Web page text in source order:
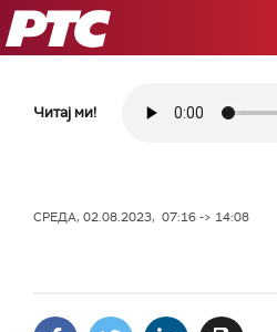
РТС
Читај ми!
СРЕДА, 02.08.2023, 07:16 -> 14:08